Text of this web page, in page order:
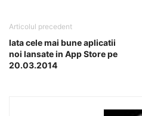
Articolul precedent
Iata cele mai bune aplicatii
noi lansate in App Store pe
20.03.2014